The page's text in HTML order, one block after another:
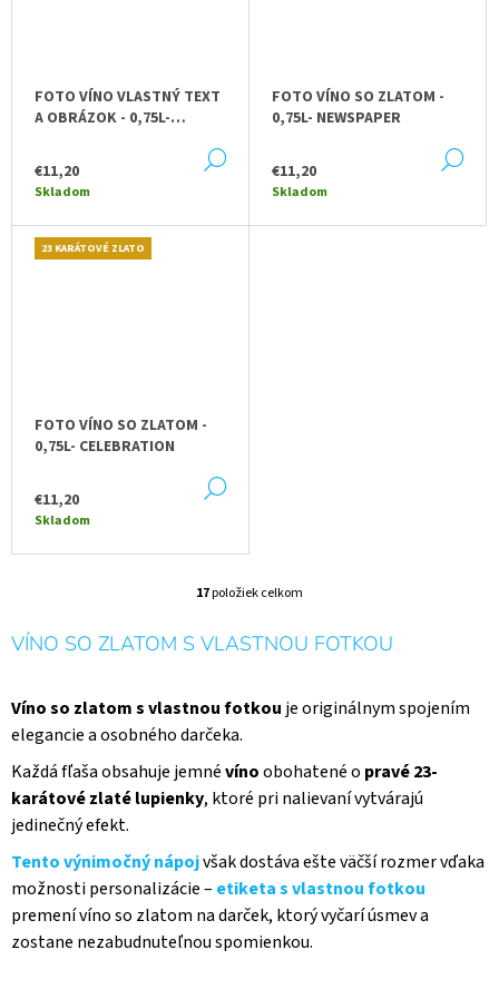
FOTO VÍNO VLASTNÝ TEXT
A OBRÁZOK - 0,75L-
€11,20
DETAIL
Skladom
FOTO VÍNO SO ZLATOM -
0,75L- NEWSPAPER
€11,20
Skladom
23 KARÁTOVÉ ZLATO
FOTO VÍNO SO ZLATOM -
0,75L- CELEBRATION
€11,20
DETAIL
Skladom
O
L
A
E
P
R
K
Y
V
Ý
P
17položiek celkom
VÍNO SO ZLATOM S VLASTNOU FOTKOU
Víno so zlatom s vlastnou fotkou je originálnym spojením
elegancie a osobného darčeka.
Každá fľaša obsahuje jemnévínoobohatené o pravé 23-
karátové zlaté lupienky, ktoré pri nalievaní vytvárajú
jedinečný efekt.
Tento výnimočný nápojvšak dostáva ešte väčší rozmer vďaka
možnosti personalizácie – etiketa s vlastnou fotkou
premení víno so zlatom na darček, ktorý vyčarí úsmev a
zostane nezabudnuteľnou spomienkou.